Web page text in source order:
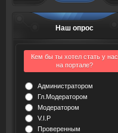
Наш опрос
Кем бы ты хотел стать у нас
на портале?
Администратором
Гл.Модератором
Модератором
V.I.P
Проверенным